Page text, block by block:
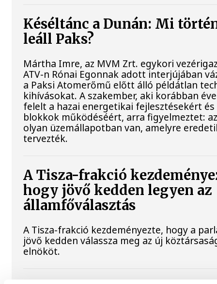
Késéltánc a Dunán: Mi
leáll Paks?
Mártha Imre, az MVM Zrt. egykori
ATV-n Rónai Egonnak adott interjújában
a Paksi Atomerőmű előtt álló példátlan
kihívásokat. A szakember, aki korábban
felelt a hazai energetikai fejlesztésekért és
blokkok működéséért, arra figyelmeztet:
olyan üzemállapotban van, amelyre
tervezték.
A Tisza-frakció
hogy jövő kedden legyen az
államfőválasztás
A Tisza-frakció kezdeményezte, hogy a
jövő kedden válassza meg az új
elnököt.